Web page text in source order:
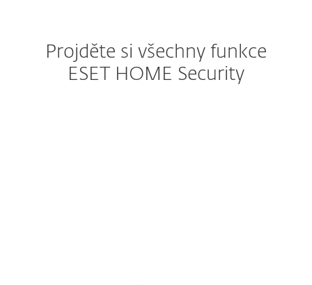
Projděte si všechny funkce
ESET HOME Security